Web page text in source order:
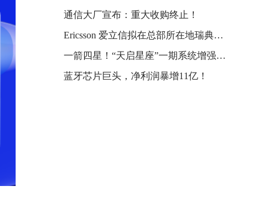
通信大厂宣布：重大收购终止！
Ericsson 爱立信拟在总部所在地瑞典裁撤约 1600 个职位
一箭四星！“天启星座”一期系统增强星成功发射
蓝牙芯片巨头，净利润暴增11亿！